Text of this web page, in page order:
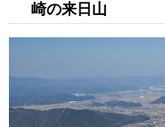
崎の来日山